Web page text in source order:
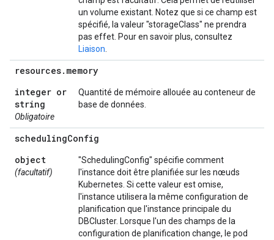
un volume existant. Notez que si ce champ est
spécifié, la valeur "storageClass" ne prendra
pas effet. Pour en savoir plus, consultez
Liaison
resources. memory
integer or
string
Obligatoire
Quantité de mémoire allouée au conteneur de
base de données.
schedulingConfig
object
(facultatif)
"SchedulingConfig" spécifie comment
l'instance doit être planifiée sur les nœuds
Kubernetes. Si cette valeur est omise,
l'instance utilisera la même configuration de
planification que l'instance principale du
DBCluster. Lorsque l'un des champs de la
configuration de planification change, le pod